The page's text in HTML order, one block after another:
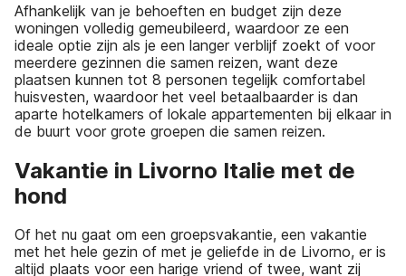
Afhankelijk van je behoeften en budget zijn deze
woningen volledig gemeubileerd, waardoor ze een
ideale optie zijn als je een langer verblijf zoekt of voor
meerdere gezinnen die samen reizen, want deze
plaatsen kunnen tot 8 personen tegelijk comfortabel
huisvesten, waardoor het veel betaalbaarder is dan
aparte hotelkamers of lokale appartementen bij elkaar in
de buurt voor grote groepen die samen reizen.
Vakantie in Livorno Italie met de
hond
Of het nu gaat om een groepsvakantie, een vakantie
met het hele gezin of met je geliefde in de Livorno, er is
altijd plaats voor een harige vriend of twee, want zij